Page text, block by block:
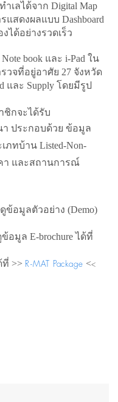
เลได้จาก Digital Map
สดงผลแบบ Dashboard
ได้อย่างรวดเร็ว
book และ i-Pad ใน
วจที่อยู่อาศัย 27 จังหวัด
และ Supply โดยมีรูป
ชิกจะได้รับ
า ประกอบด้วย ข้อมูล
ภทบ้าน Listed-Non-
คา และสถานการณ์
ข้อมูลตัวอย่าง (Demo)
อมูล E-brochure ได้ที่
ที่ >> R-MAT Package <<